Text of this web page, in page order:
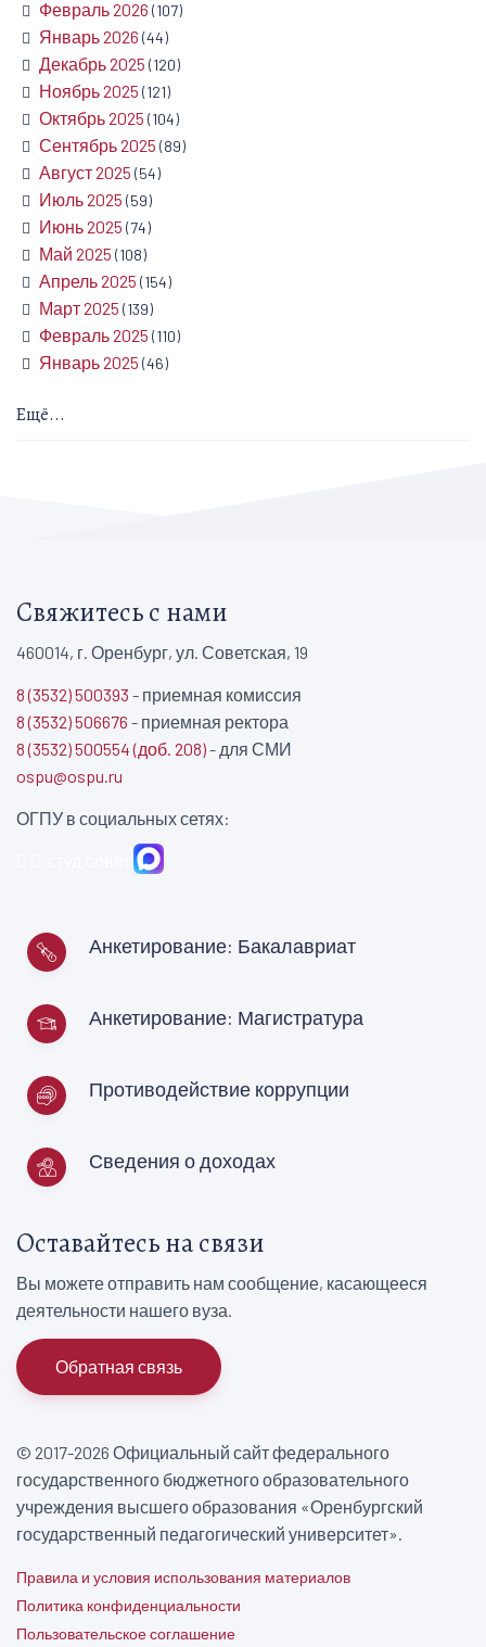
Февраль 2026 (107)
Январь 2026 (44)
Декабрь 2025 (120)
Ноябрь 2025 (121)
Октябрь 2025 (104)
Сентябрь 2025 (89)
Август 2025 (54)
Июль 2025 (59)
Июнь 2025 (74)
Май 2025 (108)
Апрель 2025 (154)
Март 2025 (139)
Февраль 2025 (110)
Январь 2025 (46)
Ещё...
Свяжитесь с нами
460014, г. Оренбург, ул. Советская, 19
8 (3532) 500393 - приемная комиссия
8 (3532) 506676 - приемная ректора
8 (3532) 500554 (доб. 208)- для СМИ
ospu@ospu.ru
ОГПУ в социальных сетях:
Анкетирование: Бакалавриат
Анкетирование: Магистратура
Противодействие коррупции
Сведения о доходах
Оставайтесь на связи
Вы можете отправить нам сообщение, касающееся
деятельности нашего вуза.
Обратная связь
© 2017-2026 Официальный сайт федерального
государственного бюджетного образовательного
учреждения высшего образования «Оренбургский
государственный педагогический университет».
Правила и условия использования материалов
Политика конфиденциальности
Пользовательское соглашение